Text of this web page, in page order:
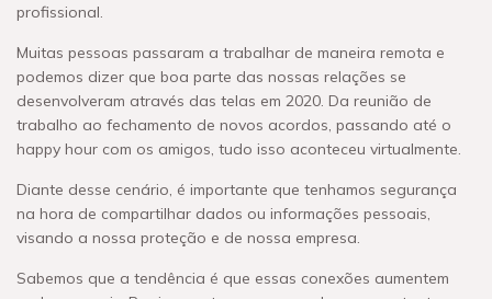
profissional.
Muitas pessoas passaram a trabalhar de maneira remota e
podemos dizer que boa parte das nossas relações se
desenvolveram através das telas em 2020. Da reunião de
trabalho ao fechamento de novos acordos, passando até o
happy hour com os amigos, tudo isso aconteceu virtualmente.
Diante desse cenário, é importante que tenhamos segurança
na hora de compartilhar dados ou informações pessoais,
visando a nossa proteção e de nossa empresa.
Sabemos que a tendência é que essas conexões aumentem